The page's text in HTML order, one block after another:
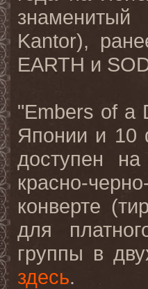
Kantor),
EARTH и
"Embers of a
Японии и
доступен
красно-
конверте
для
группы в
здесь.